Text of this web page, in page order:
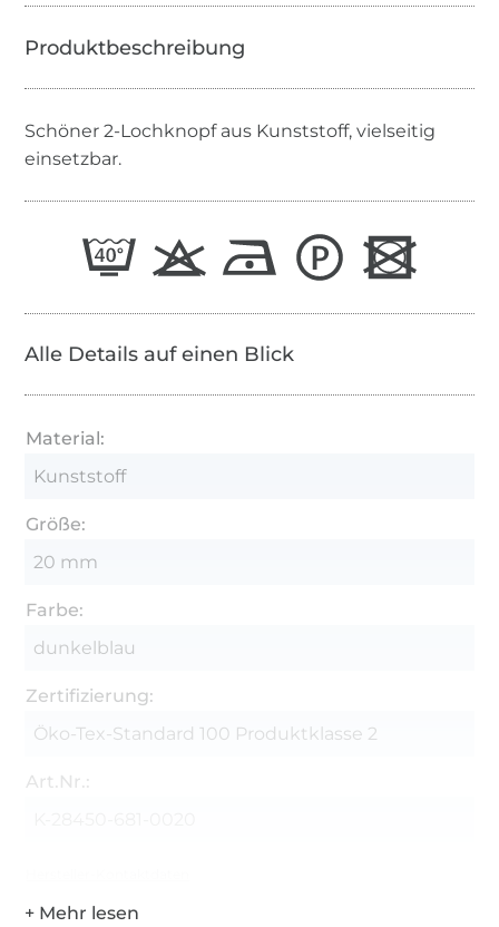
Schöner 2-Lochknopf aus Kunststoff, vielseitig
einsetzbar.
Alle Details auf einen Blick
Material:
Kunststoff
Größe:
20 mm
Farbe:
dunkelblau
Zertifizierung:
Öko-Tex-Standard 100 Produktklasse 2
Art.Nr.: